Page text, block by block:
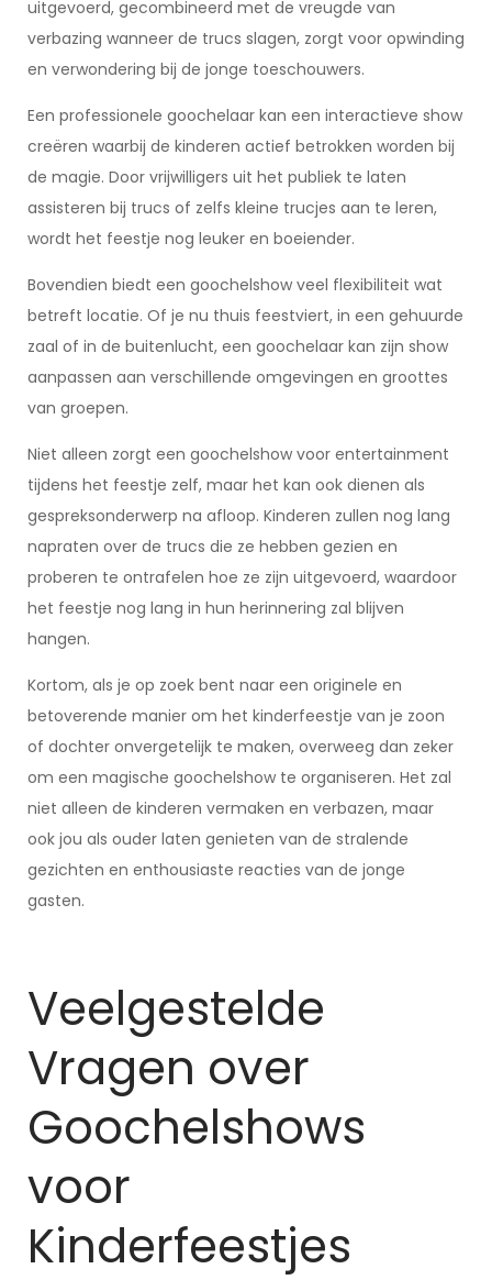
uitgevoerd, gecombineerd met de vreugde van
verbazing wanneer de trucs slagen, zorgt voor opwinding
en verwondering bij de jonge toeschouwers.
Een professionele goochelaar kan een interactieve show
creëren waarbij de kinderen actief betrokken worden bij
de magie. Door vrijwilligers uit het publiek te laten
assisteren bij trucs of zelfs kleine trucjes aan te leren,
wordt het feestje nog leuker en boeiender.
Bovendien biedt een goochelshow veel flexibiliteit wat
betreft locatie. Of je nu thuis feestviert, in een gehuurde
zaal of in de buitenlucht, een goochelaar kan zijn show
aanpassen aan verschillende omgevingen en groottes
van groepen.
Niet alleen zorgt een goochelshow voor entertainment
tijdens het feestje zelf, maar het kan ook dienen als
gespreksonderwerp na afloop. Kinderen zullen nog lang
napraten over de trucs die ze hebben gezien en
proberen te ontrafelen hoe ze zijn uitgevoerd, waardoor
het feestje nog lang in hun herinnering zal blijven
hangen.
Kortom, als je op zoek bent naar een originele en
betoverende manier om het kinderfeestje van je zoon
of dochter onvergetelijk te maken, overweeg dan zeker
om een magische goochelshow te organiseren. Het zal
niet alleen de kinderen vermaken en verbazen, maar
ook jou als ouder laten genieten van de stralende
gezichten en enthousiaste reacties van de jonge
gasten.
Veelgestelde
Vragen over
Goochelshows
voor
Kinderfeestjes